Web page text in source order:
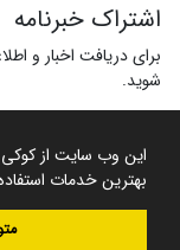
این وب سایت از کوکی
بهترین خدمات
اشتراک خبرنامه
برای دریافت اخبار و
شوید.